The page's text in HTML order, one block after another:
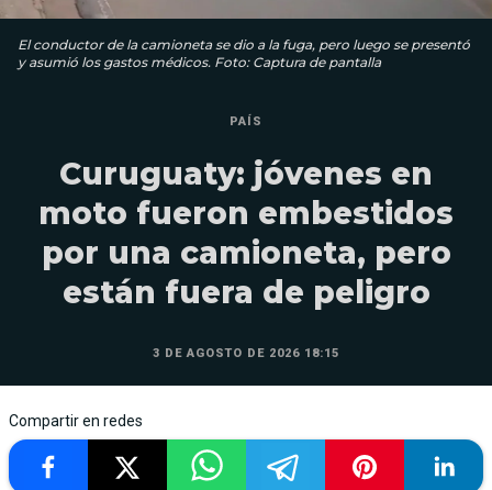
El conductor de la camioneta se dio a la fuga, pero luego se presentó
y asumió los gastos médicos. Foto: Captura de pantalla
PAÍS
Curuguaty: jóvenes en
moto fueron embestidos
por una camioneta, pero
están fuera de peligro
3 DE AGOSTO DE 2026 18:15
Compartir en redes